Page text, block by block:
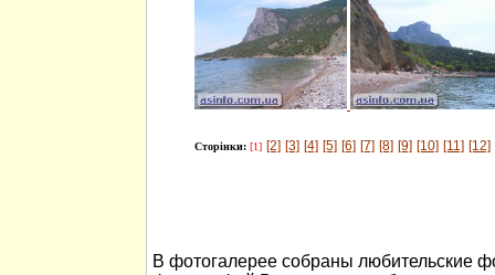
Сторінки: [1] [2] [3] [4] [5] [6] [7] [8] [9] [10] [11] [12]
В фотогалерее собраны любительские